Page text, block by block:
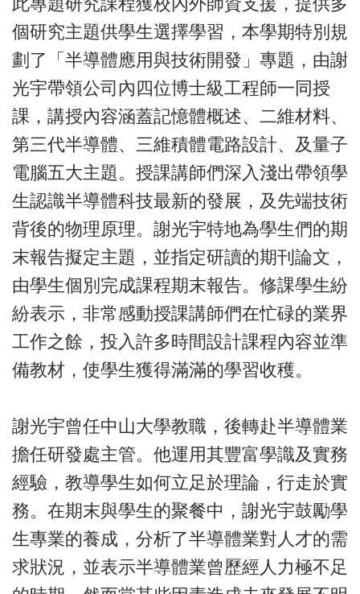
個研究主題供學生選擇學習，本學期特別規
劃了「半導體應用與技術開發」專題，由謝
光宇帶領公司內四位博士級工程師一同授
課，講授內容涵蓋記憶體概述、二維材料、
第三代半導體、三維積體電路設計、及量子
電腦五大主題。授課講師們深入淺出帶領學
生認識半導體科技最新的發展，及先端技術
背後的物理原理。謝光宇特地為學生們的期
末報告擬定主題，並指定研讀的期刊論文，
由學生個別完成課程期末報告。修課學生紛
紛表示，非常感動授課講師們在忙碌的業界
工作之餘，投入許多時間設計課程內容並準
備教材，使學生獲得滿滿的學習收穫。
謝光宇曾任中山大學教職，後轉赴半導體業
擔任研發處主管。他運用其豐富學識及實務
經驗，教導學生如何立足於理論，行走於實
務。在期末與學生的聚餐中，謝光宇鼓勵學
生專業的養成，分析了半導體業對人才的需
求狀況，並表示半導體業曾歷經人力極不足